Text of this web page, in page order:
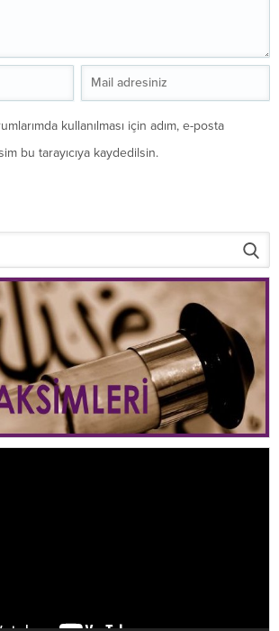
kullanılması için adım, e-posta
bu tarayıcıya kaydedilsin.